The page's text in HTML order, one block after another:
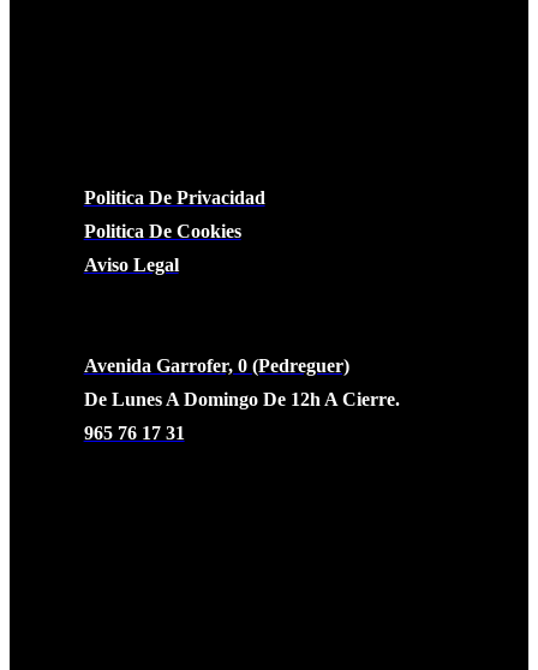
Politica De Privacidad
Politica De Cookies
Aviso Legal
Avenida Garrofer, 0 (Pedreguer)
De Lunes A Domingo De 12h A Cierre.
965 76 17 31